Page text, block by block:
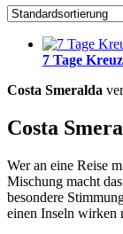
7 Tage
Costa Smeralda
Costa
Wer an eine Reise
Mischung macht
besondere
einen Inseln wirken